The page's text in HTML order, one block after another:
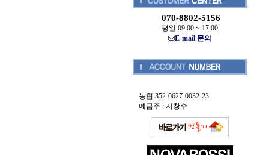
070-8802-5156
평일 09:00 ~ 17:00
E-mail 문의
농협 352-0627-0032-23
예금주 : 시창수